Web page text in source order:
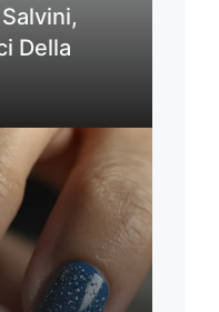
Della